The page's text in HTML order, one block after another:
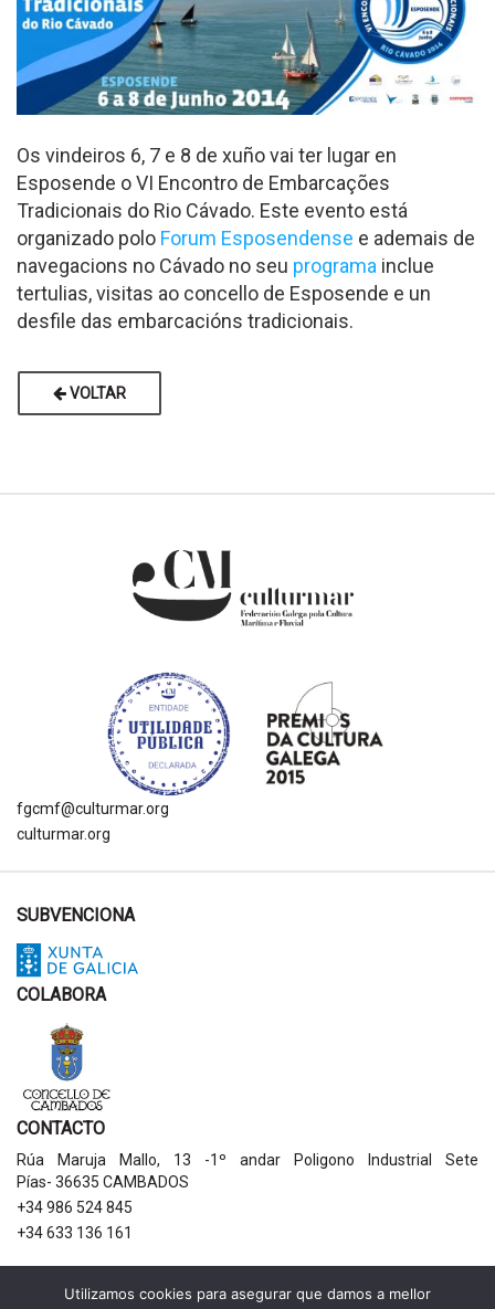
Os vindeiros 6, 7 e 8 de xuño vai ter lugar en
Esposende o VI Encontro de Embarcações
Tradicionais do Rio Cávado. Este evento está
organizado polo Forum Esposendense e ademais de
navegacions no Cávado no seu programa inclue
tertulias, visitas ao concello de Esposende e un
desfile das embarcacións tradicionais.
VOLTAR
fgcmf@culturmar.org
culturmar.org
SUBVENCIONA
COLABORA
CONTACTO
Rúa Maruja Mallo, 13 -1º andar Poligono Industrial Sete
Pías- 36635 CAMBADOS
+34 986 524 845
+34 633 136 161
AVISOS LEGAIS
Utilizamos cookies para asegurar que damos a mellor